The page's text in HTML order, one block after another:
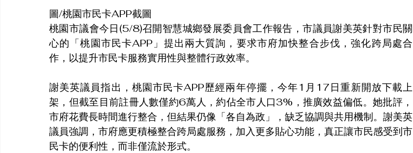
圖/桃園市民卡APP截圖
桃園市議會今日(5/8)召開智慧城鄉發展委員會工作報告，市議員謝美英針對市民關
心的「桃園市民卡APP」提出兩大質詢，要求市府加快整合步伐，強化跨局處合
作，以提升市民卡服務實用性與整體行政效率。
謝美英議員指出，桃園市民卡APP歷經兩年停擺，今年1月17日重新開放下載上
架，但截至目前註冊人數僅約6萬人，約佔全市人口3%，推廣效益偏低。她批評，
市府花費長時間進行整合，但結果仍像「各自為政」，缺乏協調與共用機制。謝美英
議員強調，市府應更積極整合跨局處服務，加入更多貼心功能，真正讓市民感受到市
民卡的便利性，而非僅流於形式。